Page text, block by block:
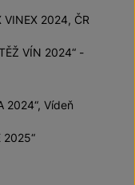
VINEX 2024, ČR
VÍN 2024“ -
2024“, Vídeň
2025“